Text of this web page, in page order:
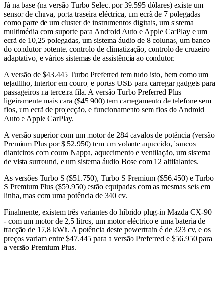
Já na base (na versão Turbo Select por 39.595 dólares) existe um
sensor de chuva, porta traseira eléctrica, um ecrã de 7 polegadas
como parte de um cluster de instrumentos digitais, um sistema
multimédia com suporte para Android Auto e Apple CarPlay e um
ecrã de 10,25 polegadas, um sistema áudio de 8 colunas, um banco
do condutor potente, controlo de climatização, controlo de cruzeiro
adaptativo, e vários sistemas de assistência ao condutor.
A versão de $43.445 Turbo Preferred tem tudo isto, bem como um
tejadilho, interior em couro, e portas USB para carregar gadgets para
passageiros na terceira fila. A versão Turbo Preferred Plus
ligeiramente mais cara ($45.900) tem carregamento de telefone sem
fios, um ecrã de projecção, e funcionamento sem fios do Android
Auto e Apple CarPlay.
A versão superior com um motor de 284 cavalos de potência (versão
Premium Plus por $ 52.950) tem um volante aquecido, bancos
dianteiros com couro Nappa, aquecimento e ventilação, um sistema
de vista surround, e um sistema áudio Bose com 12 altifalantes.
As versões Turbo S ($51.750), Turbo S Premium ($56.450) e Turbo
S Premium Plus ($59.950) estão equipadas com as mesmas seis em
linha, mas com uma potência de 340 cv.
Finalmente, existem três variantes do híbrido plug-in Mazda CX-90
- com um motor de 2,5 litros, um motor eléctrico e uma bateria de
tracção de 17,8 kWh. A potência deste powertrain é de 323 cv, e os
preços variam entre $47.445 para a versão Preferred e $56.950 para
a versão Premium Plus.